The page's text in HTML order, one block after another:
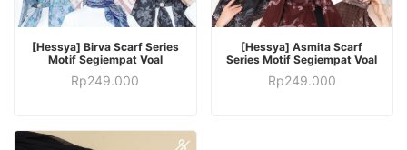
PILIH OPSI
[Hessya] Birva Scarf Series
Motif Segiempat Voal
Rp249.000
PILIH OPSI
[Hessya] Asmita Scarf
Series Motif Segiempat Voal
Rp249.000